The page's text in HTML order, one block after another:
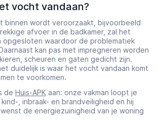
vocht vandaan?
binnen wordt veroorzaakt, bijvoorbeeld
afvoer in de badkamer, zal het
opgesloten waardoor de problematiek
kan pas met impregneren worden
scheuren en gaten gedicht zijn.
duidelijk is waar het vocht vandaan komt
te voorkomen.
de Huis-APK aan: onze vakman loopt je
, inbraak- en brandveiligheid en hij
de energiezuinigheid van je woning